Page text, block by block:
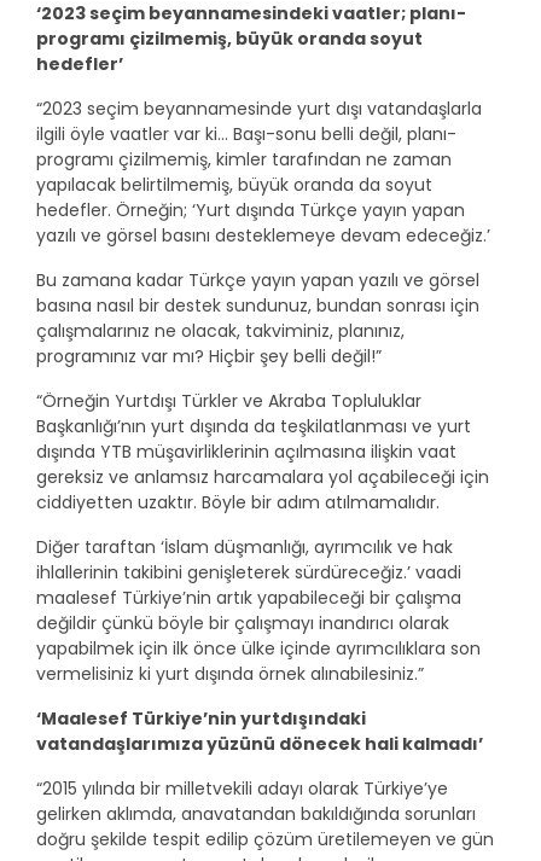
‘2023 seçim beyannamesindeki vaatler; planı-
programı çizilmemiş, büyük oranda soyut
hedefler’
“2023 seçim beyannamesinde yurt dışı vatandaşlarla
ilgili öyle vaatler var ki… Başı-sonu belli değil, planı-
programı çizilmemiş, kimler tarafından ne zaman
yapılacak belirtilmemiş, büyük oranda da soyut
hedefler. Örneğin; ‘Yurt dışında Türkçe yayın yapan
yazılı ve görsel basını desteklemeye devam edeceğiz.’
Bu zamana kadar Türkçe yayın yapan yazılı ve görsel
basına nasıl bir destek sundunuz, bundan sonrası için
çalışmalarınız ne olacak, takviminiz, planınız,
programınız var mı? Hiçbir şey belli değil!”
“Örneğin Yurtdışı Türkler ve Akraba Topluluklar
Başkanlığı’nın yurt dışında da teşkilatlanması ve yurt
dışında YTB müşavirliklerinin açılmasına ilişkin vaat
gereksiz ve anlamsız harcamalara yol açabileceği için
ciddiyetten uzaktır. Böyle bir adım atılmamalıdır.
Diğer taraftan ‘İslam düşmanlığı, ayrımcılık ve hak
ihlallerinin takibini genişleterek sürdüreceğiz.’ vaadi
maalesef Türkiye’nin artık yapabileceği bir çalışma
değildir çünkü böyle bir çalışmayı inandırıcı olarak
yapabilmek için ilk önce ülke içinde ayrımcılıklara son
vermelisiniz ki yurt dışında örnek alınabilesiniz.”
‘Maalesef Türkiye’nin yurtdışındaki
vatandaşlarımıza yüzünü dönecek hali kalmadı’
“2015 yılında bir milletvekili adayı olarak Türkiye’ye
gelirken aklımda, anavatandan bakıldığında sorunları
doğru şekilde tespit edilip çözüm üretilemeyen ve gün